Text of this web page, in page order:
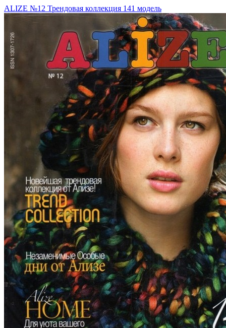
ALIZE №12 Трендовая коллекция 141 модель